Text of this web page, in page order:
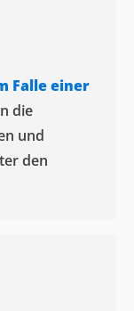
Falle einer
die
und
den